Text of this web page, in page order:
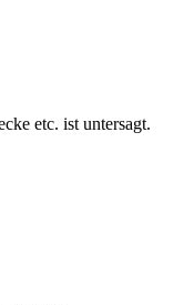
etc. ist untersagt.